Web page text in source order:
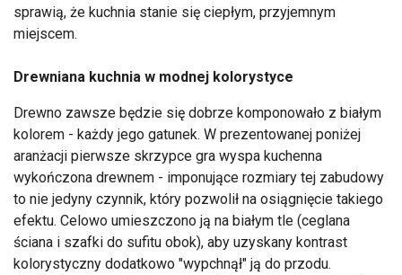
sprawią, że kuchnia stanie się ciepłym, przyjemnym
miejscem.
Drewniana kuchnia w modnej kolorystyce
Drewno zawsze będzie się dobrze komponowało z białym
kolorem - każdy jego gatunek. W prezentowanej poniżej
aranżacji pierwsze skrzypce gra wyspa kuchenna
wykończona drewnem - imponujące rozmiary tej zabudowy
to nie jedyny czynnik, który pozwolił na osiągnięcie takiego
efektu. Celowo umieszczono ją na białym tle (ceglana
ściana i szafki do sufitu obok), aby uzyskany kontrast
kolorystyczny dodatkowo "wypchnął" ją do przodu.